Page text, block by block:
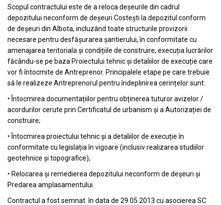
Scopul contractului este de a reloca deșeurile din cadrul
depozitului neconform de deșeuri Costești la depozitul conform
de deșeuri din Albota, incluzând toate structurile provizorii
necesare pentru desfășurarea șantierului, în conformitate cu
amenajarea teritoriala și condițiile de construire, execuția lucrărilor
făcându-se pe baza Proiectului tehnic și detaliilor de execuție care
vor fi întocmite de Antreprenor. Principalele etape pe care trebuie
să le realizeze Antreprenorul pentru îndeplinirea cerințelor sunt:
• Întocmirea documentațiilor pentru obținerea tuturor avizelor /
acordurilor cerute prin Certificatul de urbanism și a Autorizației de
construire;
• Întocmirea proiectului tehnic și a detaliilor de execuție în
conformitate cu legislația în vigoare (inclusiv realizarea studiilor
geotehnice și topografice);
• Relocarea și remedierea depozitului neconform de deșeuri și
Predarea amplasamentului.
Contractul a fost semnat în data de 29.05.2013 cu asocierea SC